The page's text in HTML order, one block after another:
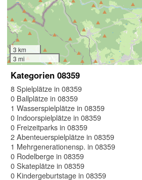
3 km
3 mi
Kategorien 08359
8 Spielplätze in 08359
0 Ballplätze in 08359
1 Wasserspielplätze in 08359
0 Indoorspielplätze in 08359
0 Freizeitparks in 08359
2 Abenteuerspielplätze in 08359
1 Mehrgenerationensp. in 08359
0 Rodelberge in 08359
0 Skateplätze in 08359
0 Kindergeburtstage in 08359